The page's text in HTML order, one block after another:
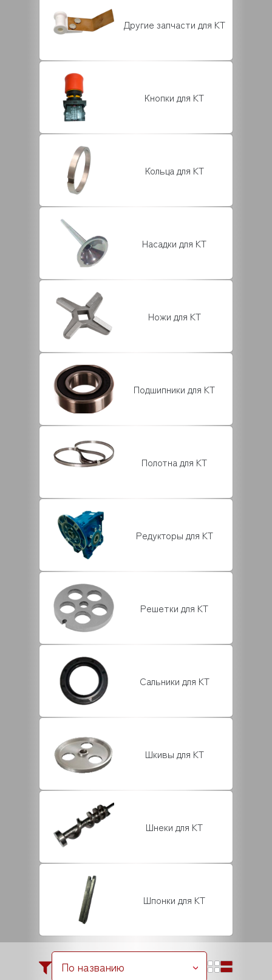
Другие запчасти для KT
Кнопки для KT
Кольца для KT
Насадки для KT
Ножи для KT
Подшипники для KT
Полотна для KT
Редукторы для KT
Решетки для KT
Сальники для KT
Шкивы для KT
Шнеки для KT
Шпонки для KT
По названию